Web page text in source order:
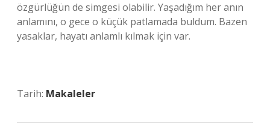
özgürlüğün de simgesi olabilir. Yaşadığım her anın
anlamını, o gece o küçük patlamada buldum. Bazen
yasaklar, hayatı anlamlı kılmak için var.
Tarih: Makaleler